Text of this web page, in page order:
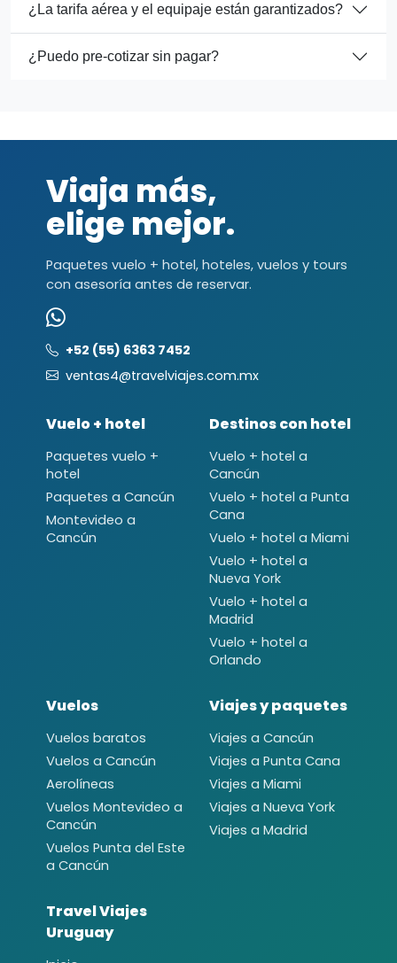
¿La tarifa aérea y el equipaje están garantizados?
¿Puedo pre-cotizar sin pagar?
Viaja más,
elige mejor.
Paquetes vuelo + hotel, hoteles, vuelos y tours
con asesoría antes de reservar.
+52 (55) 6363 7452
ventas4@travelviajes.com.mx
Vuelo + hotel
Paquetes vuelo +
hotel
Paquetes a Cancún
Montevideo a
Cancún
Destinos con hotel
Vuelo + hotel a
Cancún
Vuelo + hotel a Punta
Cana
Vuelo + hotel a Miami
Vuelo + hotel a
Nueva York
Vuelo + hotel a
Madrid
Vuelo + hotel a
Orlando
Vuelos
Vuelos baratos
Vuelos a Cancún
Aerolíneas
Vuelos Montevideo a
Cancún
Vuelos Punta del Este
a Cancún
Viajes y paquetes
Viajes a Cancún
Viajes a Punta Cana
Viajes a Miami
Viajes a Nueva York
Viajes a Madrid
Travel Viajes
Uruguay